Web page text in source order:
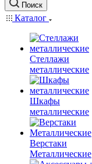
Поиск
Каталог
Стеллажи
металлические
Шкафы
металлические
Верстаки
Металлические